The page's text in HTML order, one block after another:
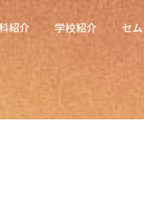
紹介 学校紹介 セ
紹介 学校紹介
東海医療科学専門学校
東海歯科医療専門学校
東海医療工学専門学校
セ